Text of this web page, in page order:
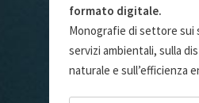
formato digitale.
Monografie di settore sui
servizi ambientali, sulla
naturale e sull’efficienza